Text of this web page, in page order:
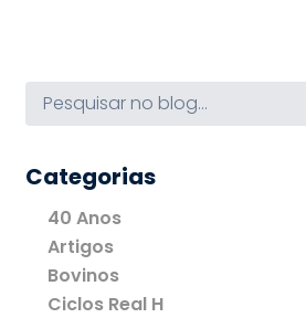
Categorias
40 Anos
Artigos
Bovinos
Ciclos Real H